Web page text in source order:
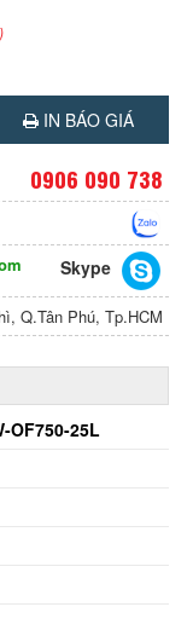
IN BÁO GIÁ
0906 090 738
Skype
Q.Tân Phú, Tp.HCM
OF750-25L